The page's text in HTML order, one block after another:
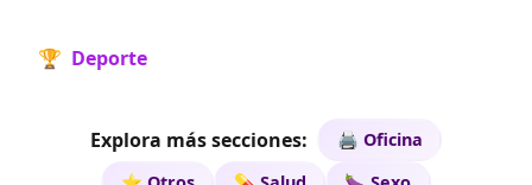
🏆 Deporte
Explora más secciones:
🖨️ Oficina